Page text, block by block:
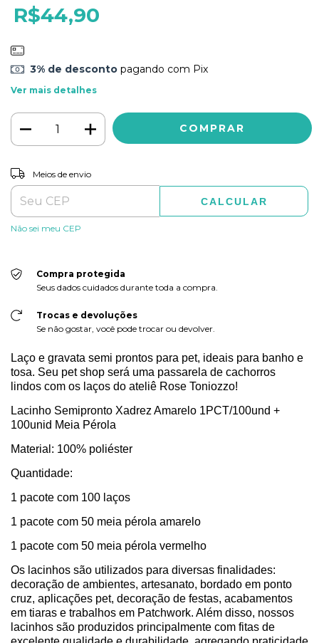
R$44,90
3% de descontopagando com Pix
Ver mais detalhes
Entregas para o CEP:
Meios de envio
CALCULAR
Não sei meu CEP
Compra protegida
Seus dados cuidados durante toda a compra.
Trocas e devoluções
Se não gostar, você pode trocar ou devolver.
Laço e gravata semi prontos para pet, ideais para banho e
tosa. Seu pet shop será uma passarela de cachorros
lindos com os laços do ateliê Rose Toniozzo!
Lacinho Semipronto Xadrez Amarelo 1PCT/100und +
100unid Meia Pérola
Material: 100% poliéster
Quantidade:
1 pacote com 100 laços
1 pacote com 50 meia pérola amarelo
1 pacote com 50 meia pérola vermelho
Os lacinhos são utilizados para diversas finalidades:
decoração de ambientes, artesanato, bordado em ponto
cruz, aplicações pet, decoração de festas, acabamentos
em tiaras e trabalhos em Patchwork. Além disso, nossos
lacinhos são produzidos principalmente com fitas de